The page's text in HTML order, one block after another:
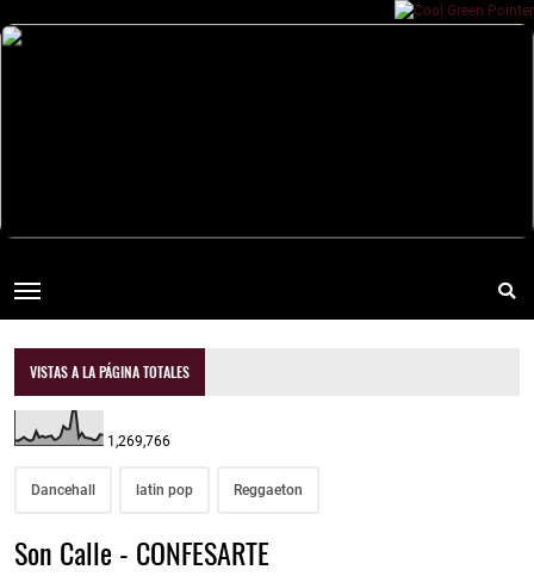
VISTAS A LA PÁGINA TOTALES
1,269,766
Dancehall latin pop Reggaeton
Son Calle - CONFESARTE